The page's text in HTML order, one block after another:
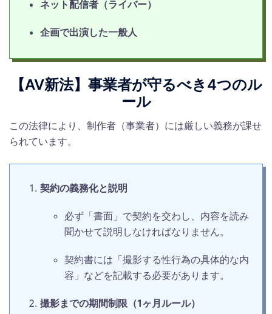
ネット配信者（ライバー）
企画で出演した一般人
【AV新法】事業者が守るべき4つのル
ール
この法律により、制作者（事業者）には厳しい義務が課せ
られています。
契約の義務化と説明
必ず「書面」で契約を交わし、内容を読み
聞かせて説明しなければなりません。
契約書には「撮影する性行為の具体的な内
容」などを記載する必要があります。
撮影までの期間制限（1ヶ月ルール）